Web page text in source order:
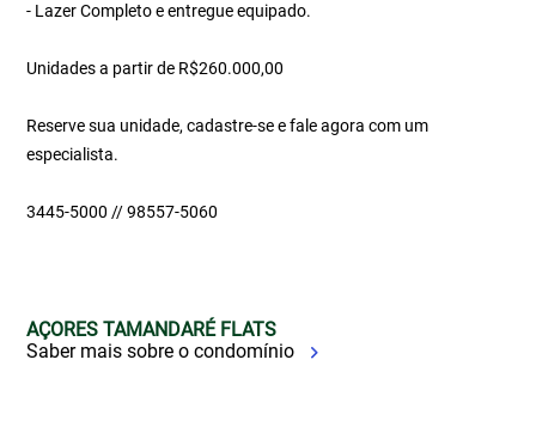
- Lazer Completo e entregue equipado.
Unidades a partir de R$260.000,00
Reserve sua unidade, cadastre-se e fale agora com um
especialista.
3445-5000 // 98557-5060
AÇORES TAMANDARÉ FLATS
Saber mais sobre o condomínio